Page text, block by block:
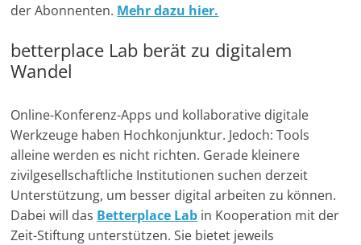
der Abonnenten. Mehr dazu hier.
betterplace Lab berät zu digitalem
Wandel
Online-Konferenz-Apps und kollaborative digitale
Werkzeuge haben Hochkonjunktur. Jedoch: Tools
alleine werden es nicht richten. Gerade kleinere
zivilgesellschaftliche Institutionen suchen derzeit
Unterstützung, um besser digital arbeiten zu können.
Dabei will das Betterplace Lab in Kooperation mit der
Zeit-Stiftung unterstützen. Sie bietet jeweils